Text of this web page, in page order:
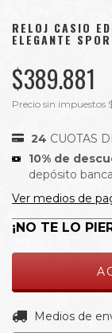
RELOJ CASIO
ELEGANTE
$389.881
Precio sin impuestos
24 CUOTAS
10% de
depósito
Ver medios de
¡NO TE LO
Entregas para el
Medios de